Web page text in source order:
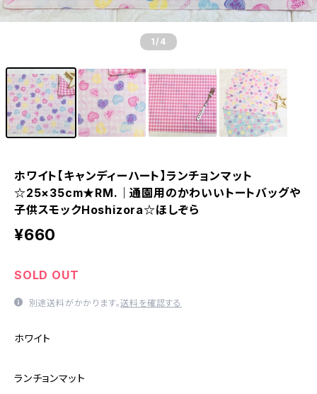
1 /4
ホワイト【キャンディーハート】ランチョンマット
☆25×35cm★RM.｜通園用のかわいいトートバッグや
子供スモックHoshizora☆ほしぞら
¥660
SOLD OUT
別途送料がかかります。送料を確認する
ホワイト
ランチョンマット